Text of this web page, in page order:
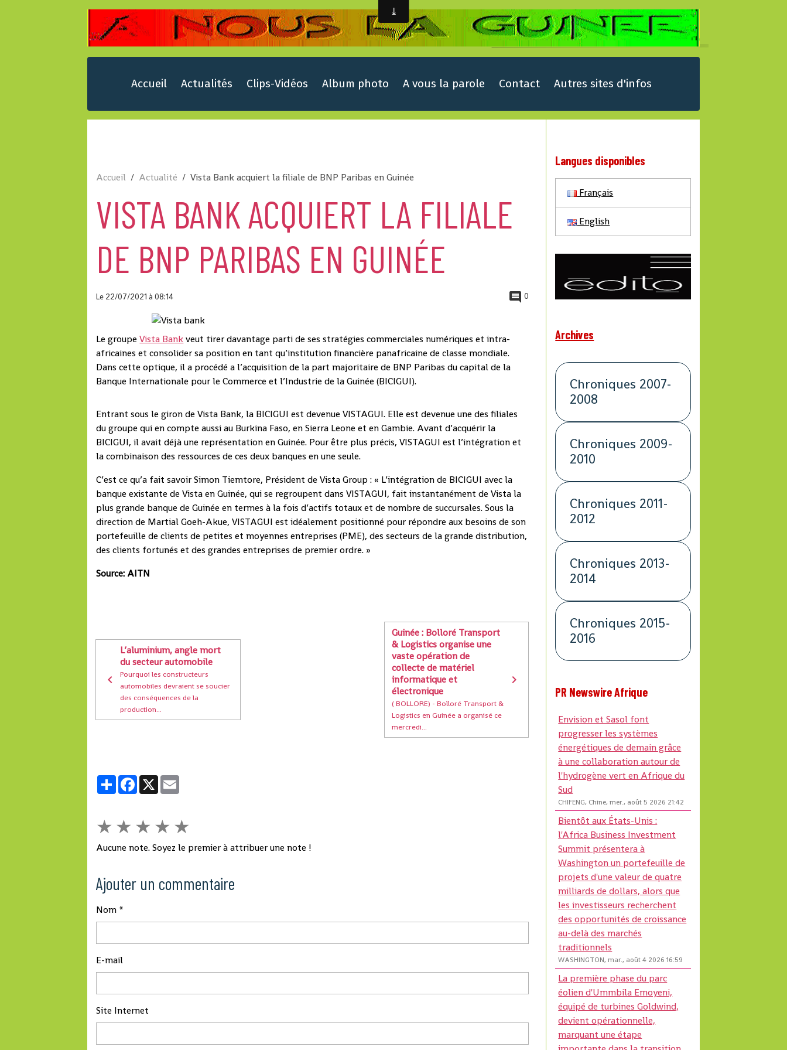
Accueil Actualités Clips-Vidéos Album photo A vous la parole Contact Autres sites d'infos
Accueil Actualité Vista Bank acquiert la filiale de BNP Paribas en Guinée
VISTA BANK ACQUIERT LA FILIALE
DE BNP PARIBAS EN GUINÉE
Le 22/07/2021à 08:14 0
Le groupeVista Bankveut tirer davantage parti de ses stratégies commerciales numériques et intra-
africaines et consolider sa position en tant qu’institution financière panafricaine de classe mondiale.
Dans cette optique, il a procédé a l’acquisition de la part majoritaire de BNP Paribas du capital de la
Banque Internationale pour le Commerce et l’Industrie de la Guinée (BICIGUI).
Entrant sous le giron de Vista Bank, la BICIGUI est devenue VISTAGUI. Elle est devenue une des filiales
du groupe qui en compte aussi au Burkina Faso, en Sierra Leone et en Gambie. Avant d’acquérir la
BICIGUI, il avait déjà une représentation en Guinée. Pour être plus précis, VISTAGUI est l’intégration et
la combinaison des ressources de ces deux banques en une seule.
C’est ce qu’a fait savoir Simon Tiemtore, Président de Vista Group : « L’intégration de BICIGUI avec la
banque existante de Vista en Guinée, qui se regroupent dans VISTAGUI, fait instantanément de Vista la
plus grande banque de Guinée en termes à la fois d’actifs totaux et de nombre de succursales. Sous la
direction de Martial Goeh-Akue, VISTAGUI est idéalement positionné pour répondre aux besoins de son
portefeuille de clients de petites et moyennes entreprises (PME), des secteurs de la grande distribution,
des clients fortunés et des grandes entreprises de premier ordre. »
Source: AITN
L’aluminium, angle mort
du secteur automobile
Pourquoi les constructeurs
automobiles devraient se soucier
des conséquences de la
production...
Guinée : Bolloré Transport
& Logistics organise une
vaste opération de
collecte de matériel
informatique et
électronique
( BOLLORE) - Bolloré Transport &
Logistics en Guinée a organisé ce
mercredi...
PartagerFacebook
X
★ ★ ★ ★ ★
Aucune note. Soyez le premier à attribuer une note !
Ajouter un commentaire
Nom
E-mail
Site Internet
Langues disponibles
Français
English
Archives
Chroniques 2007-
2008
Chroniques 2009-
2010
Chroniques 2011-
2012
Chroniques 2013-
2014
Chroniques 2015-
2016
PR Newswire Afrique
Envision et Sasol font
progresser les systèmes
énergétiques de demain grâce
à une collaboration autour de
l'hydrogène vert en Afrique du
Sud
CHIFENG, Chine, mer., août 5 2026 21:42
Bientôt aux États-Unis :
l'Africa Business Investment
Summit présentera à
Washington un portefeuille de
projets d'une valeur de quatre
milliards de dollars, alors que
les investisseurs recherchent
des opportunités de croissance
au-delà des marchés
traditionnels
WASHINGTON, mar., août 4 2026 16:59
La première phase du parc
éolien d'Ummbila Emoyeni,
équipé de turbines Goldwind,
devient opérationnelle,
marquant une étape